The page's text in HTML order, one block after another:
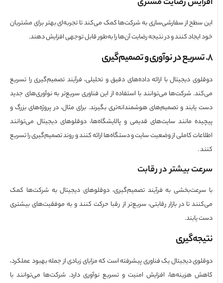
از سفارشی‌سازی به شرکت‌ها کمک می‌کند تا تجربه‌ای بهتر برای مشتریان
کنند و در نتیجه رضایت آن‌ها را به‌طور قابل توجهی افزایش دهند.
دیجیتال با ارائه داده‌های دقیق و تحلیلی، فرآیند تصمیم‌گیری را تسریع
شرکت‌ها می‌توانند با استفاده از این فناوری سریع‌تر به نوآوری‌های جدید
و تصمیم‌های هوشمندانه‌تری بگیرند. برای مثال، در پروژه‌های بزرگ و
مانند سایت‌های قدیمی و پالایشگاه‌ها، دوقلوهای دیجیتال می‌توانند
کاملی از وضعیت سایت و دستگاه‌ها ارائه کنند و روند تصمیم‌گیری را تسریع
بیشتر در رقابت
به فرآیند تصمیم‌گیری، دوقلوهای دیجیتال به شرکت‌ها کمک
تا در بازار رقابتی، سریع‌تر از رقبا حرکت کنند و به موفقیت‌های بیشتری
دیجیتال یک فناوری پیشرفته است که مزایای زیادی از جمله بهبود عملکرد،
هزینه‌ها، افزایش امنیت و تسریع نوآوری دارد. شرکت‌ها می‌توانند با